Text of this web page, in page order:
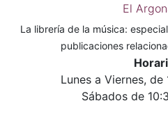
El
La librería de la música:
publicaciones
Lunes a Viernes,
Sábados de